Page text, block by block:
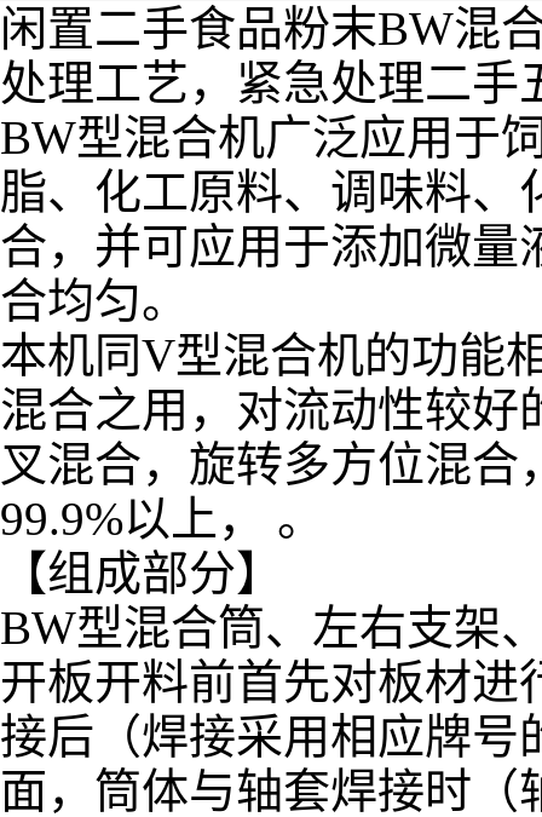
闲置二手食品粉末BW混
处理工艺，紧急处理二
BW型混合机广泛应用于
脂、化工原料、调味料
合，并可应用于添加微量
合均匀。
本机同V型混合机的功能
混合之用，对流动性较好
叉混合，旋转多方位混
99.9%以上， 。
【组成部分】
BW型混合筒、左右支架
开板开料前首先对板材
接后（焊接采用相应牌号
面，筒体与轴套焊接时